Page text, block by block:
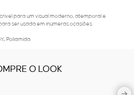
para um visual moderno, atemporal e
ser usada em inúmeras ocasiões.
Poliamida
O LOOK